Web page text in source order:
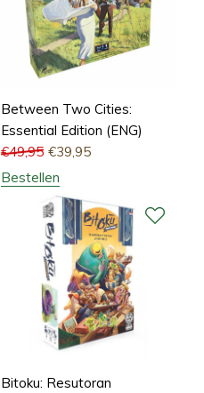
Between Two Cities:
Essential Edition (ENG)
€49,95 €39,95
Bestellen
Bitoku: Resutoran